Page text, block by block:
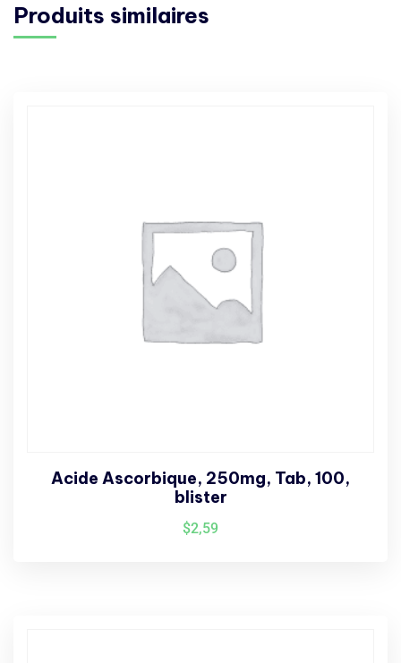
Produits similaires
Acide Ascorbique, 250mg, Tab, 100,
blister
$2,59